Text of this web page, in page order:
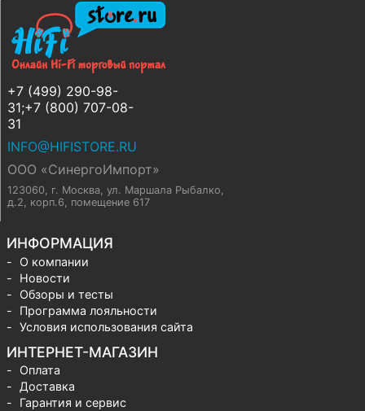
+7 (499) 290-98-
31;+7 (800) 707-08-
31
INFO@HIFISTORE.RU
ООО «СинергоИмпорт»
123060, г. Москва, ул. Маршала Рыбалко,
д.2, корп.6, помещение 617
ИНФОРМАЦИЯ
О компании
Новости
Обзоры и тесты
Программа лояльности
Условия использования сайта
ИНТЕРНЕТ-МАГАЗИН
Оплата
Доставка
Гарантия и сервис